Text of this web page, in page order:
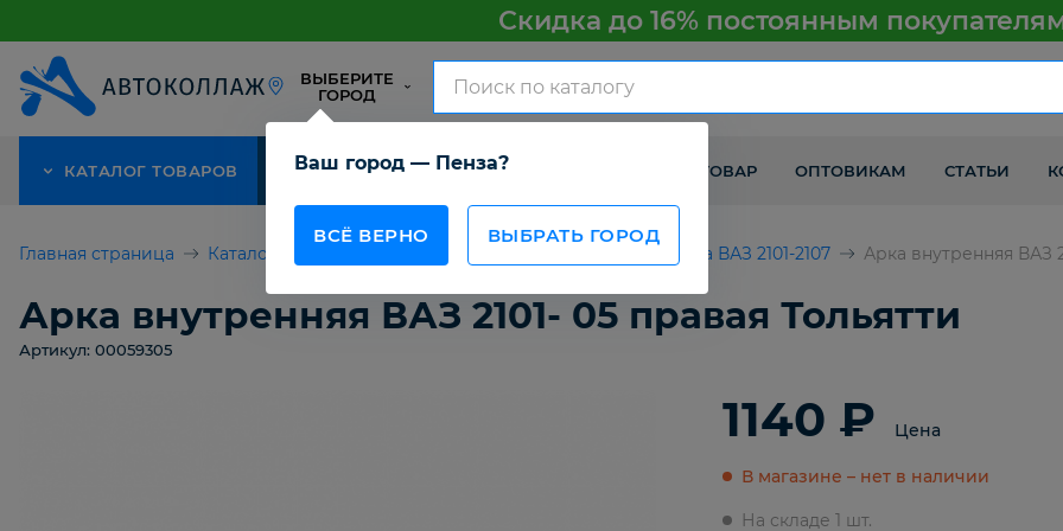
Скидка до 16% постоянным
ВЫБЕРИТЕ
ГОРОД
Ваш город — Пенза?
ВСЁ ВЕРНО ВЫБРАТЬ ГОРОД
КАТАЛОГ ТОВАРОВ АКЦИЯ О КОМПАНИИ КАК ПОЛУЧИТЬ ТОВАР ОПТОВИКАМ СТАТЬИ
Главная страница Каталог товаров Детали кузова ВАЗ 2101-2107 Арка внутренняя ВАЗ
Арка внутренняя ВАЗ 2101- 05 правая Тольятти
Артикул: 00059305
1140 ₽ Цена
В магазине – нет в наличии
На складе 1 шт.